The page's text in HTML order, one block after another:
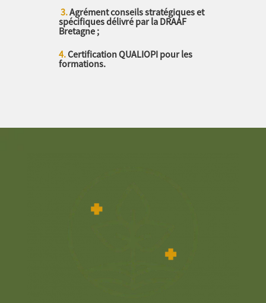
3.Agrément conseils stratégiques et
spécifiques délivré par la DRAAF
Bretagne ;
4.Certification QUALIOPI pour les
formations.